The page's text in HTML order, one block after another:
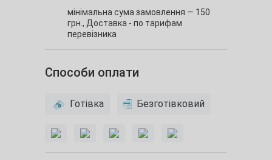
мінімальна сума замовлення — 150
грн., Доставка - по тарифам
перевізника
Способи оплати
Готівка Безготівковий